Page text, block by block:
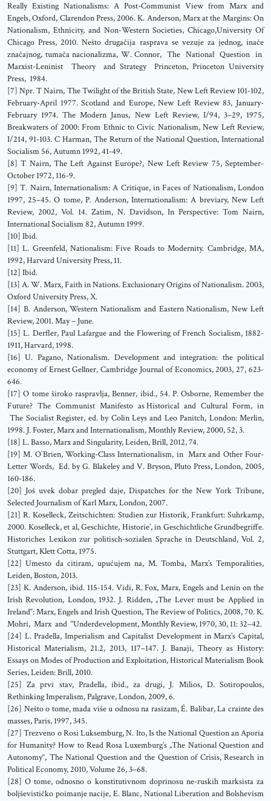
Really Existing Nationalisms: A Post-Communist View from Marx and
Engels, Oxford, Clarendon Press, 2006. K. Anderson, Marx at the Margins: On
Nationalism, Ethnicity, and Non-Western Societies, Chicago,University Of
Chicago Press, 2010. Nešto drugačija rasprava se vezuje za jednog, inače
značajnog, tumača nacionalizma, W. Connor, The National Question in
Marxist-Leninist Theory and Strategy Princeton, Princeton University
Press, 1984.
[7] Npr. T Nairn, The Twilight of the British State, New Left Review 101-102,
February-April 1977. Scotland and Europe, New Left Review 83, January-
February 1974. The Modern Janus, New Left Review, I/94, 3–29, 1975,
Breakwaters of 2000: From Ethnic to Civic Nationalism, New Left Review,
I/214, 91-103. C Harman, The Return of the National Question, International
Socialism 56, Autumn 1992, 41-49.
[8] T Nairn, The Left Against Europe?, New Left Review 75, September-
October 1972, 116-9.
[9] T. Nairn, Internationalism: A Critique, in Faces of Nationalism, London
1997, 25–45. O tome, P. Anderson, Internationalism: A breviary, New Left
Review, 2002, Vol. 14. Zatim, N. Davidson, In Perspective: Tom Nairn,
International Socialism 82, Autumn 1999.
[10] Ibid.
[11] L. Greenfeld, Nationalism: Five Roads to Modernity. Cambridge, MA,
1992, Harvard University Press, 11.
[12] Ibid.
[13] A. W. Marx, Faith in Nations. Exclusionary Origins of Nationalism. 2003,
Oxford University Press, X.
[14] B. Anderson, Western Nationalism and Eastern Nationalism, New Left
Review, 2001. May − June.
[15] L. Derfler, Paul Lafargue and the Flowering of French Socialism, 1882-
1911, Harvard, 1998.
[16] U. Pagano, Nationalism. Development and integration: the political
economy of Ernest Gellner, Cambridge Journal of Economics, 2003, 27, 623-
646.
[17] O tome široko raspravlja, Benner, ibid., 54. P. Osborne, Remember the
Future? The Communist Manifesto as Historical and Cultural Form, in
The Socialist Register, ed. by Colin Leys and Leo Panitch, London: Merlin,
1998. J. Foster, Marx and Internationalism, Monthly Review, 2000, 52, 3.
[18] L. Basso, Marx and Singularity, Leiden, Brill, 2012, 74.
[19] M. O`Brien, Working-Class Internationalism, in Marx and Other Four-
Letter Words, Ed. by G. Blakeley and V. Bryson, Pluto Press, London, 2005,
160-186.
[20] Još uvek dobar pregled daje, Dispatches for the New York Tribune,
Selected Journalism of Karl Marx, London, 2007.
[21] R. Koselleck, Zeitschichten: Studien zur Historik, Frankfurt: Suhrkamp,
2000. Koselleck, et al, Geschichte, Historie’, in Geschichtliche Grundbegriffe.
Historiches Lexikon zur politisch-sozialen Sprache in Deutschland, Vol. 2,
Stuttgart, Klett Cotta, 1975.
[22] Umesto da citiram, upućujem na, M. Tomba, Marx’s Temporalities,
Leiden, Boston, 2013.
[23] K. Anderson, ibid. 115-154. Vidi, R. Fox, Marx, Engels and Lenin on the
Irish Revolution, London, 1932. J. Ridden, „The Lever must be Applied in
Ireland“: Marx, Engels and Irish Question, The Review of Politics, 2008, 70. K.
Mohri, Marx and “Underdevelopment, Monthly Review, 1970, 30, 11: 32–42.
[24] L. Pradella, Imperialism and Capitalist Development in Marx’s Capital,
Historical Materialism, 21.2, 2013, 117–147. J. Banaji, Theory as History:
Essays on Modes of Production and Exploitation, Historical Materialism Book
Series, Leiden: Brill, 2010.
[25] Za prvi stav, Pradella, ibid., za drugi, J. Milios, D. Sotiropoulos,
Rethinking Imperalism, Palgrave, London, 2009, 6.
[26] Nešto o tome, mada više u odnosu na rasizam, É. Balibar, La crainte des
masses, Paris, 1997, 345.
[27] Trezveno o Rosi Luksemburg, N. Ito, Is the National Question an Aporia
for Humanity? How to Read Rosa Luxemburg’s „The National Question and
Autonomy“, The National Question and the Question of Crisis, Research in
Political Economy, 2010, Volume 26, 3–68.
[28] O tome, odnosno o konstitutivnom doprinosu ne-ruskih marksista za
boljševističko poimanje nacije, E. Blanc, National Liberation and Bolshevism